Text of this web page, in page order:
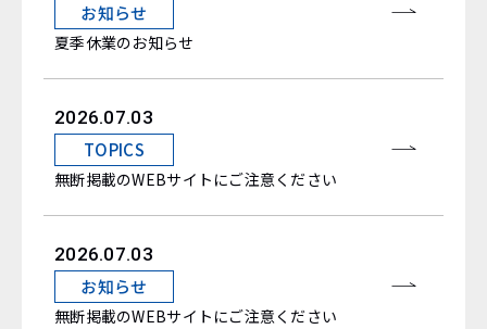
お知らせ
夏季休業のお知らせ
2026.07.03
TOPICS
無断掲載のWEBサイトにご注意ください
2026.07.03
お知らせ
無断掲載のWEBサイトにご注意ください